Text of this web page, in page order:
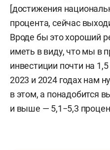
[достижения
процента, сейчас
Вроде бы это хороший
иметь в виду, что мы в
инвестиции почти на
2023 и 2024 годах нам
в этом, а понадобится
и выше — 5,1−5,3